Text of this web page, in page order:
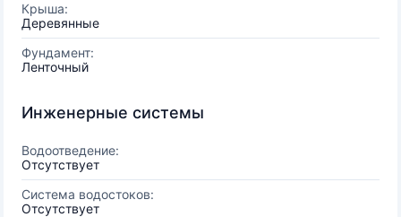
Крыша:
Деревянные
Фундамент:
Ленточный
Инженерные системы
Водоотведение:
Отсутствует
Система водостоков:
Отсутствует